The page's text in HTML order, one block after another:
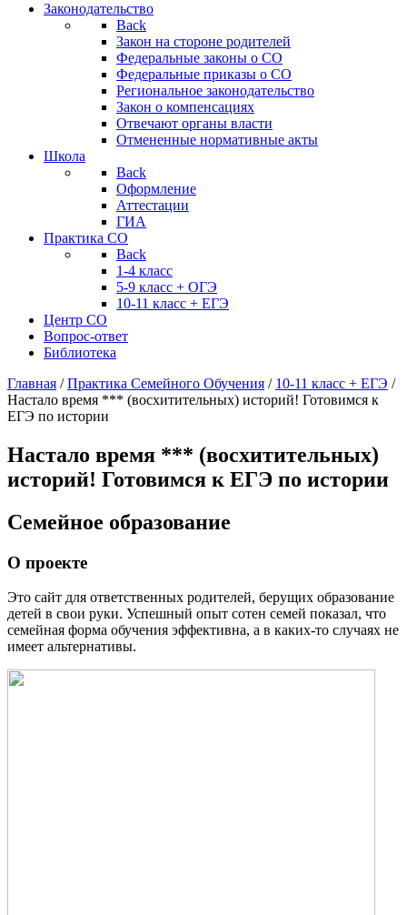
Законодательство
Back
Закон на стороне родителей
Федеральные законы о СО
Федеральные приказы о СО
Региональное законодательство
Закон о компенсациях
Отвечают органы власти
Отмененные нормативные акты
Школа
Back
Оформление
Аттестации
ГИА
Практика СО
Back
1-4 класс
5-9 класс + ОГЭ
10-11 класс + ЕГЭ
Центр СО
Вопрос-ответ
Библиотека
Главная /Практика Семейного Обучения / 10-11 класс + ЕГЭ /
Настало время *** (восхитительных) историй! Готовимся к
ЕГЭ по истории
Настало время *** (восхитительных)
историй! Готовимся к ЕГЭ по истории
Семейное образование
О проекте
Это сайт для ответственных родителей, берущих образование
детей в свои руки. Успешный опыт сотен семей показал, что
семейная форма обучения эффективна, а в каких-то случаях не
имеет альтернативы.